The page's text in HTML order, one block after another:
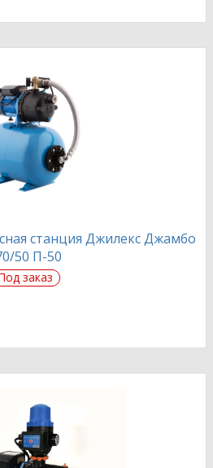
станция Джилекс Джамбо
50 П-50
заказ